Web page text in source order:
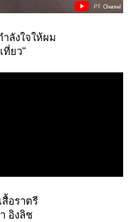
ลังใจให้ผม
ที่ยว"
อราตรี
อิงลิช